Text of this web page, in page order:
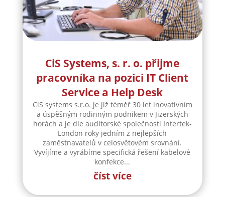
CiS Systems, s. r. o. přijme
pracovníka na pozici IT Client
Service a Help Desk
CiS systems s.r.o. je již téměř 30 let inovativním
a úspěšným rodinným podnikem v Jizerských
horách a je dle auditorské společnosti Intertek-
London roky jedním z nejlepších
zaměstnavatelů v celosvětovém srovnání.
Vyvíjíme a vyrábíme specifická řešení kabelové
konfekce...
číst více